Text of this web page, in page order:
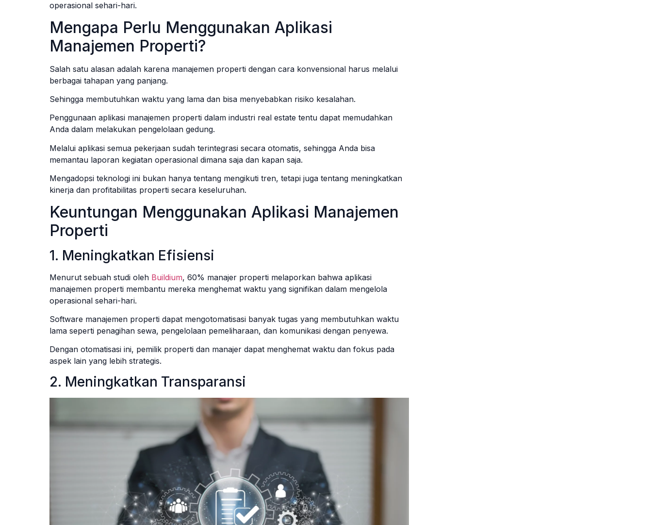
operasional sehari-hari.
Mengapa Perlu Menggunakan Aplikasi
Manajemen Properti?
Salah satu alasan adalah karena manajemen properti dengan cara konvensional harus melalui
berbagai tahapan yang panjang.
Sehingga membutuhkan waktu yang lama dan bisa menyebabkan risiko kesalahan.
Penggunaan aplikasi manajemen properti dalam industri real estate tentu dapat memudahkan
Anda dalam melakukan pengelolaan gedung.
Melalui aplikasi semua pekerjaan sudah terintegrasi secara otomatis, sehingga Anda bisa
memantau laporan kegiatan operasional dimana saja dan kapan saja.
Mengadopsi teknologi ini bukan hanya tentang mengikuti tren, tetapi juga tentang meningkatkan
kinerja dan profitabilitas properti secara keseluruhan.
Keuntungan Menggunakan Aplikasi Manajemen
Properti
1. Meningkatkan Efisiensi
Menurut sebuah studi oleh Buildium, 60% manajer properti melaporkan bahwa aplikasi
manajemen properti membantu mereka menghemat waktu yang signifikan dalam mengelola
operasional sehari-hari.
Software manajemen properti dapat mengotomatisasi banyak tugas yang membutuhkan waktu
lama seperti penagihan sewa, pengelolaan pemeliharaan, dan komunikasi dengan penyewa.
Dengan otomatisasi ini, pemilik properti dan manajer dapat menghemat waktu dan fokus pada
aspek lain yang lebih strategis.
2. Meningkatkan Transparansi